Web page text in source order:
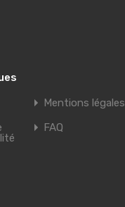
Mentions légales
FAQ